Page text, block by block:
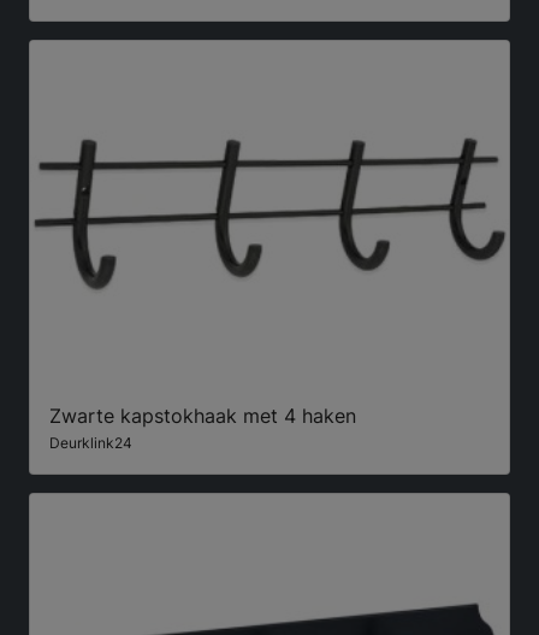
Zwarte kapstokhaak met 4 haken
Deurklink24